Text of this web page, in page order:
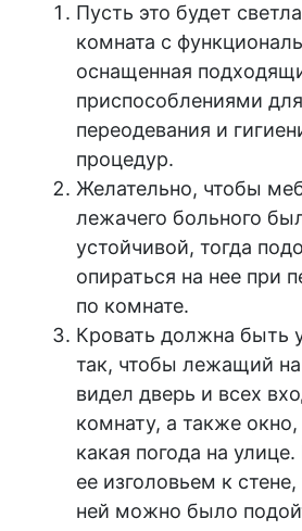
Пусть это будет
комната с
оснащенная
приспособлениями
переодевания и
процедур.
Желательно, чтобы
лежачего больного
устойчивой, тогда
опираться на нее при
по комнате.
Кровать должна быть
так, чтобы лежащий
видел дверь и всех
комнату, а также
какая погода на
ее изголовьем к
ней можно было